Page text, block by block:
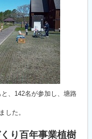
、142名が参加し、塘路
した。
り百年事業植樹